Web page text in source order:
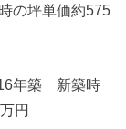
の坪単価約575
年築 新築時
円